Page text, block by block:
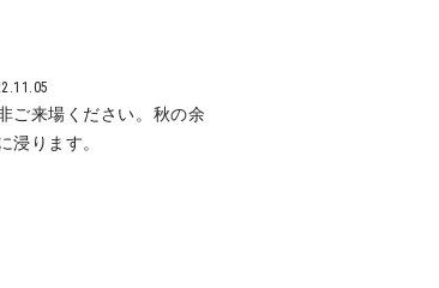
ご来場ください。秋の余
浸ります。